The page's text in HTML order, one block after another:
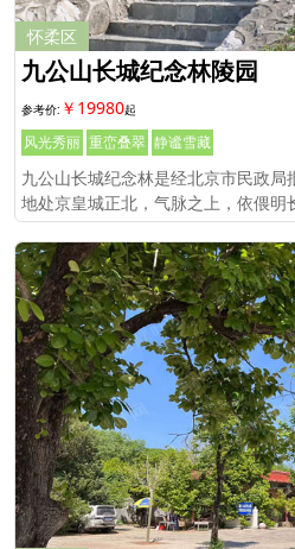
怀柔区
九公山长城纪念林陵园
￥19980
风光秀丽 重峦叠翠 静谧雪藏
九公山长城纪念林是经北京市民政局
地处京皇城正北，气脉之上，依偎明
贡之灵气，又有地蕴天泽之境界。